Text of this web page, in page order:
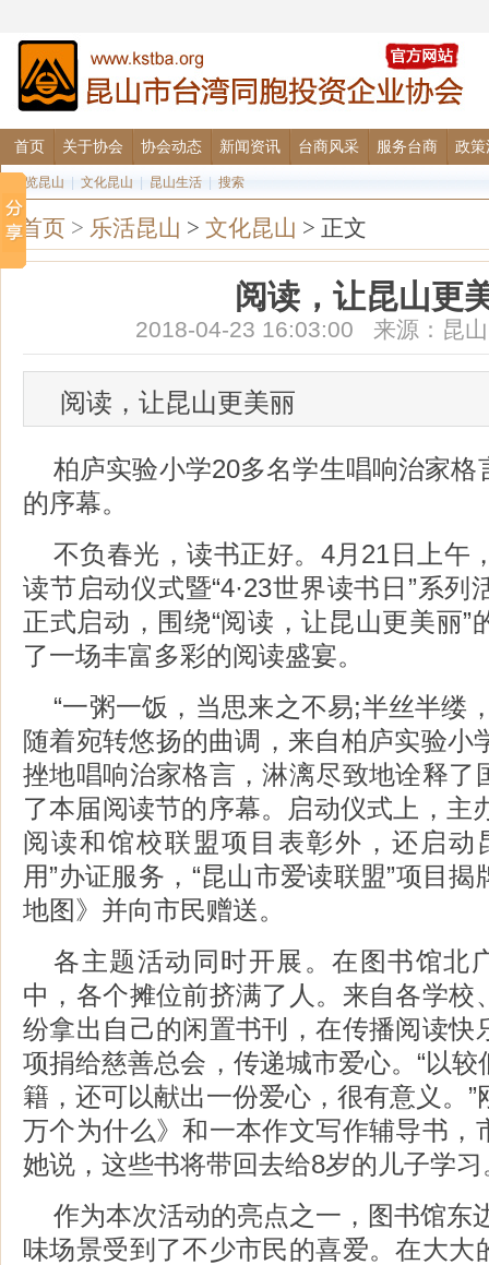
首页 关于协会 协会动态 新闻资讯 台商风采 服务台商 政策
图览昆山 文化昆山 昆山生活 搜索
首页 > 乐活昆山 > 文化昆山 > 正文
阅读，让昆山更
2018-04-23 16:03:00 来源：昆
阅读，让昆山更美丽
柏庐实验小学20多名学生唱响治家
的序幕。
不负春光，读书正好。4月21日上午
读节启动仪式暨“4·23世界读书日”系
正式启动，围绕“阅读，让昆山更美丽”
了一场丰富多彩的阅读盛宴。
“一粥一饭，当思来之不易;半丝半
随着宛转悠扬的曲调，来自柏庐实验小
挫地唱响治家格言，淋漓尽致地诠释了
了本届阅读节的序幕。启动仪式上，主
阅读和馆校联盟项目表彰外，还启动
用”办证服务，“昆山市爱读联盟”项目
地图》并向市民赠送。
各主题活动同时开展。在图书馆北
中，各个摊位前挤满了人。来自各学校
纷拿出自己的闲置书刊，在传播阅读快
项捐给慈善总会，传递城市爱心。“以
籍，还可以献出一份爱心，很有意义。
万个为什么》和一本作文写作辅导书，
她说，这些书将带回去给8岁的儿子学习
作为本次活动的亮点之一，图书馆东
味场景受到了不少市民的喜爱。在大大